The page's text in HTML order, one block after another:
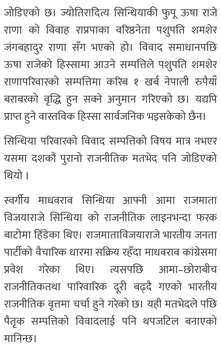
जोडिएको छ। ज्योतिरादित्य सिन्धियाकी फुपू ऊषा राजे
राणा को विवाह राप्रपाका वरिष्ठनेता पशुपति शमशेर
जंगबहादुर राणा सँग भएको हो। विवाद समाधानपछि
ऊषा राजेको हिस्सामा आउने सम्पत्तिले पशुपति शमशेर
राणापरिवारको सम्पत्तिमा करिब १ खर्ब नेपाली रुपैयाँ
बराबरको वृद्धि हुन सक्ने अनुमान गरिएको छ। यद्यपि
प्राप्त हुने वास्तविक हिस्सा सार्वजनिक भइसकेको छैन।
सिन्धिया परिवारको विवाद सम्पत्तिको विषय मात्र नभएर
यसमा दशकौं पुरानो राजनीतिक मतभेद पनि जोडिएको
थियो ।
स्वर्गीय माधवराव सिन्धिया आफ्नी आमा राजमाता
विजयाराजे सिन्धिया को राजनीतिक लाइनभन्दा फरक
बाटोमा हिँडेका थिए। राजमाताविजयाराजे भारतीय जनता
पार्टीको वैचारिक धारमा सक्रिय रहँदा माधवराव कांग्रेसमा
प्रवेश गरेका थिए। त्यसपछि आमा–छोराबीच
राजनीतिकतथा पारिवारिक दूरी बढ्दै गएको भारतीय
राजनीतिक वृत्तमा चर्चा हुने गरेको छ। यही मतभेदले पछि
पैतृक सम्पत्तिको विवादलाई पनि थपजटिल बनाएको
मानिन्छ।